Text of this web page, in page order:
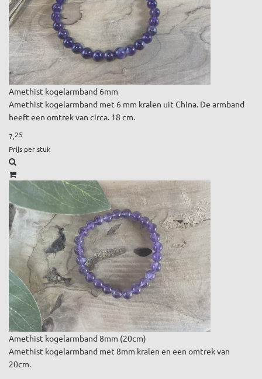
Amethist kogelarmband 6mm
Amethist kogelarmband met 6 mm kralen uit China. De armband
heeft een omtrek van circa. 18 cm.
7,25
Prijs per stuk
Amethist kogelarmband 8mm (20cm)
Amethist kogelarmband met 8mm kralen en een omtrek van
20cm.